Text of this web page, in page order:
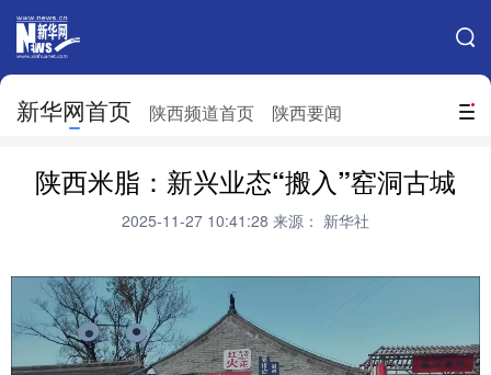
搜索
新华网首页 陕西频道首页 陕西要闻
网站地图
北京 天津 河北 山西
浙江 安徽
山东 河南 湖北
陕西米脂：新兴业态“搬入”窑洞古城
2025-11-27 10:41:28 来源： 新华社